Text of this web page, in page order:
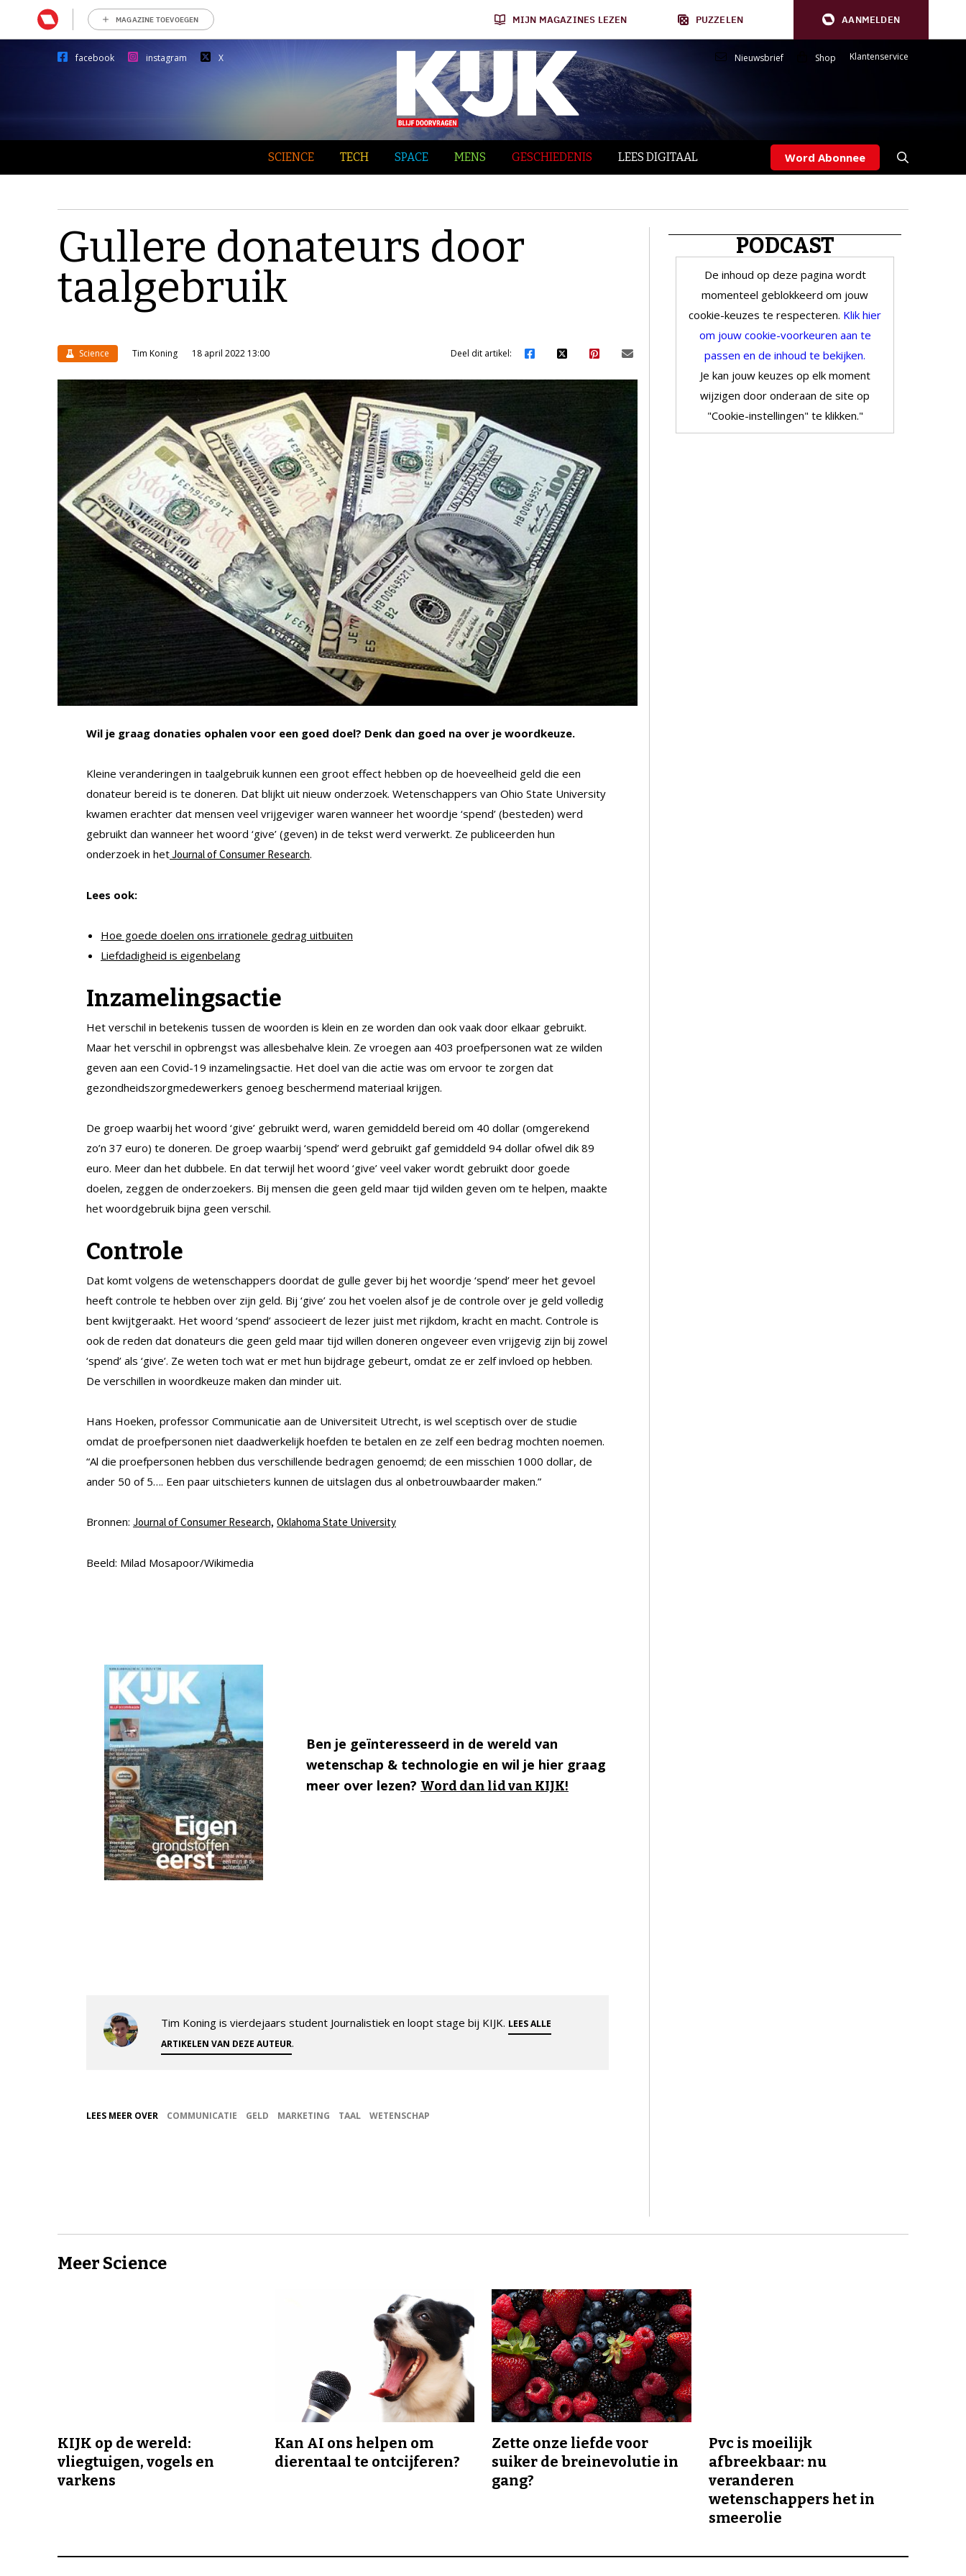
MAGAZINE TOEVOEGEN MIJN MAGAZINES LEZEN PUZZELEN AANMELDEN
facebook instagram X Nieuwsbrief Shop Klantenservice
SCIENCE TECH SPACE MENS GESCHIEDENIS LEES DIGITAAL Word Abonnee
Gullere donateurs door
taalgebruik
Science Tim Koning 18 april 2022 13:00 Deel dit artikel:
Wil je graag donaties ophalen voor een goed doel? Denk dan goed na over je woordkeuze.
Kleine veranderingen in taalgebruik kunnen een groot effect hebben op de hoeveelheid geld die een
donateur bereid is te doneren. Dat blijkt uit nieuw onderzoek. Wetenschappers van Ohio State University
kwamen erachter dat mensen veel vrijgeviger waren wanneer het woordje ‘spend’ (besteden) werd
gebruikt dan wanneer het woord ‘give’ (geven) in de tekst werd verwerkt. Ze publiceerden hun
onderzoek in hetJournal of Consumer Research.
Lees ook:
Hoe goede doelen ons irrationele gedrag uitbuiten
Liefdadigheid is eigenbelang
Inzamelingsactie
Het verschil in betekenis tussen de woorden is klein en ze worden dan ook vaak door elkaar gebruikt.
Maar het verschil in opbrengst was allesbehalve klein. Ze vroegen aan 403 proefpersonen wat ze wilden
geven aan een Covid-19 inzamelingsactie. Het doel van die actie was om ervoor te zorgen dat
gezondheidszorgmedewerkers genoeg beschermend materiaal krijgen.
De groep waarbij het woord ‘give’ gebruikt werd, waren gemiddeld bereid om 40 dollar (omgerekend
zo’n 37 euro) te doneren. De groep waarbij ‘spend’ werd gebruikt gaf gemiddeld 94 dollar ofwel dik 89
euro. Meer dan het dubbele. En dat terwijl het woord ‘give’ veel vaker wordt gebruikt door goede
doelen, zeggen de onderzoekers. Bij mensen die geen geld maar tijd wilden geven om te helpen, maakte
het woordgebruik bijna geen verschil.
Controle
Dat komt volgens de wetenschappers doordat de gulle gever bij het woordje ‘spend’ meer het gevoel
heeft controle te hebben over zijn geld. Bij ‘give’ zou het voelen alsof je de controle over je geld volledig
bent kwijtgeraakt. Het woord ‘spend’ associeert de lezer juist met rijkdom, kracht en macht. Controle is
ook de reden dat donateurs die geen geld maar tijd willen doneren ongeveer even vrijgevig zijn bij zowel
‘spend’ als ‘give’. Ze weten toch wat er met hun bijdrage gebeurt, omdat ze er zelf invloed op hebben.
De verschillen in woordkeuze maken dan minder uit.
Hans Hoeken, professor Communicatie aan de Universiteit Utrecht, is wel sceptisch over de studie
omdat de proefpersonen niet daadwerkelijk hoefden te betalen en ze zelf een bedrag mochten noemen.
“Al die proefpersonen hebben dus verschillende bedragen genoemd; de een misschien 1000 dollar, de
ander 50 of 5…. Een paar uitschieters kunnen de uitslagen dus al onbetrouwbaarder maken.”
Bronnen: Journal of Consumer Research, Oklahoma State University
Beeld: Milad Mosapoor/Wikimedia
Ben je geïnteresseerd in de wereld van
wetenschap & technologie en wil je hier graag
meer over lezen? Word dan lid van KIJK!
Tim Koning is vierdejaars student Journalistiek en loopt stage bij KIJK. LEES ALLE
ARTIKELEN VAN DEZE AUTEUR.
LEES MEER OVER COMMUNICATIE GELD MARKETING TAAL WETENSCHAP
PODCAST
De inhoud op deze pagina wordt
momenteel geblokkeerd om jouw
cookie-keuzes te respecteren. Klik hier
om jouw cookie-voorkeuren aan te
passen en de inhoud te bekijken.
Je kan jouw keuzes op elk moment
wijzigen door onderaan de site op
"Cookie-instellingen" te klikken."
Meer Science
KIJK op de wereld:
vliegtuigen, vogels en
varkens
Kan AI ons helpen om
dierentaal te ontcijferen?
Zette onze liefde voor
suiker de breinevolutie in
gang?
Pvc is moeilijk
afbreekbaar: nu
veranderen
wetenschappers het in
smeerolie